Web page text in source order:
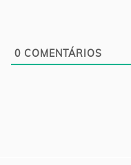
0 COMENTÁRIOS